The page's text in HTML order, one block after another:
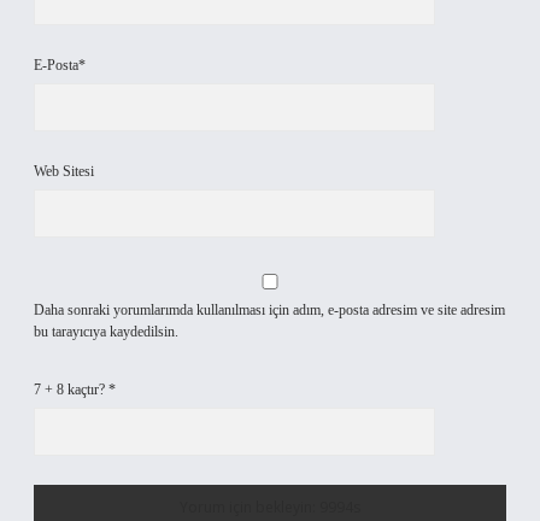
E-Posta*
Web Sitesi
Daha sonraki yorumlarımda kullanılması için adım, e-posta adresim ve site adresim
bu tarayıcıya kaydedilsin.
7 + 8 kaçtır? *